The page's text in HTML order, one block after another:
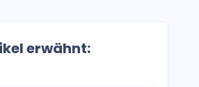
erwähnt: